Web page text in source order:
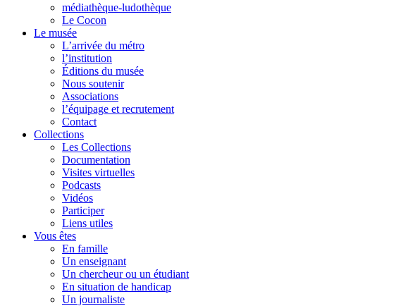
médiathèque-ludothèque
Le Cocon
Le musée
L’arrivée du métro
l’institution
Éditions du musée
Nous soutenir
Associations
l’équipage et recrutement
Contact
Collections
Les Collections
Documentation
Visites virtuelles
Podcasts
Vidéos
Participer
Liens utiles
Vous êtes
En famille
Un enseignant
Un chercheur ou un étudiant
En situation de handicap
Un journaliste